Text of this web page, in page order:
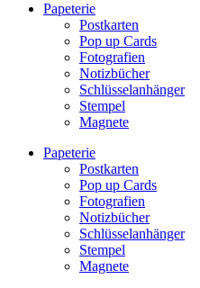
Papeterie
Postkarten
Pop up Cards
Fotografien
Notizbücher
Schlüsselanhänger
Stempel
Magnete
Papeterie
Postkarten
Pop up Cards
Fotografien
Notizbücher
Schlüsselanhänger
Stempel
Magnete